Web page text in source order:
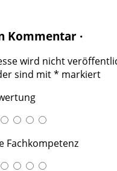
Kommentar ·
wird nicht
sind mit* markiert
Fachkompetenz